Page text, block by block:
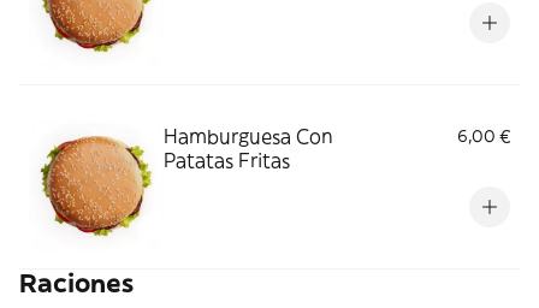
Hamburguesa Con
Patatas Fritas
6,00 €
Raciones